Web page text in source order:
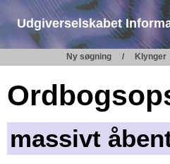
Udgiverselskabet
Ny søgning Klynger
massivt